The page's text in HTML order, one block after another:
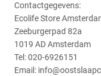
Contactgegevens:
Ecolife Store
Zeeburgerpad 82a
1019 AD Amsterdam
Tel: 020-6926151
Email: